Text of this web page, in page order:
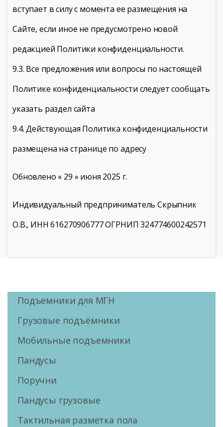
вступает в силу с момента ее размещения на
Сайте, если иное не предусмотрено новой
редакцией Политики конфиденциальности.
9.3. Все предложения или вопросы по настоящей
Политике конфиденциальности следует сообщать
указать раздел сайта
9.4. Действующая Политика конфиденциальности
размещена на странице по адресу
Обновлено « 29 » июня 2025 г.
Индивидуальный предприниматель Скрыпник
О.В., ИНН 616270906777 ОГРНИП 324774600242571
Подъемники для МГН
Грузовые подъёмники
Мобильные подъемники
Пандусы
Поручни
Пандусы грузовые
Тактильная разметка пола